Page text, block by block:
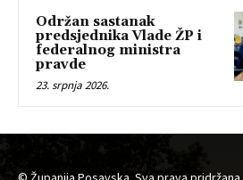
Održan sastanak
predsjednika Vlade ŽP i
federalnog ministra
pravde
23. srpnja 2026.